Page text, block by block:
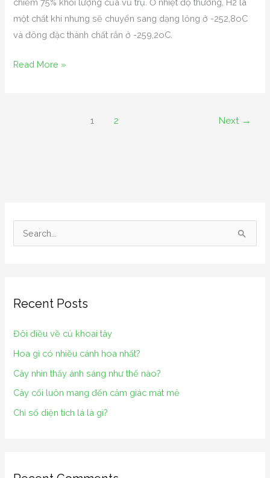
chiếm 75% khối lượng của vũ trụ. Ở nhiệt độ thường, H2 là
một chất khí nhưng sẽ chuyển sang dạng lỏng ở -252,8oC
và đông đặc thành chất rắn ở -259,2oC.
Hydro
Read More »
1 2 Next →
c
o
r
:
Recent Posts
Đôi điều về củ khoai tây
Hoa gì có nhiều cánh hoa nhất?
Cây nhìn thấy ánh sáng như thế nào?
Cây cối luôn mang đến cảm giác mát mẻ
Chỉ số diện tích lá là gì?